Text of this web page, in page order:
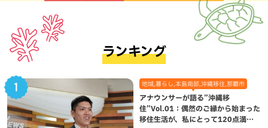
ランキング
地域,暮らし,本島南部,沖縄移住,那覇市
アナウンサーが語る”沖縄移
住”Vol.01：偶然のご縁から始まった
移住生活が、私にとって120点満点